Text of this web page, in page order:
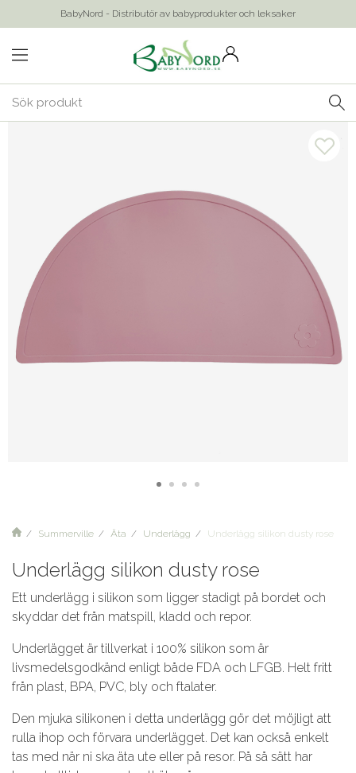
BabyNord - Distributör av babyprodukter och leksaker
Summerville Äta Underlägg Underlägg silikon dusty rose
Underlägg silikon dusty rose
Ett underlägg i silikon som ligger stadigt på bordet och
skyddar det från matspill, kladd och repor.
Underlägget är tillverkat i 100% silikon som är
livsmedelsgodkänd enligt både FDA och LFGB. Helt fritt
från plast, BPA, PVC, bly och ftalater.
Den mjuka silikonen i detta underlägg gör det möjligt att
rulla ihop och förvara underlägget. Det kan också enkelt
tas med när ni ska äta ute eller på resor. På så sätt har